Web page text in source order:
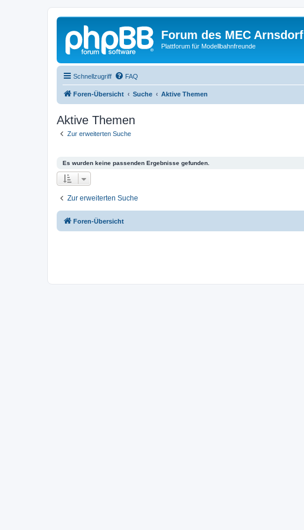
Forum des MEC Arnsdorf
Plattforum für Modellbahnfreunde
Schnellzugriff FAQ
Foren-Übersicht Suche Aktive Themen
Aktive Themen
Zur erweiterten Suche
Es wurden keine passenden Ergebnisse gefunden.
Zur erweiterten Suche
Foren-Übersicht